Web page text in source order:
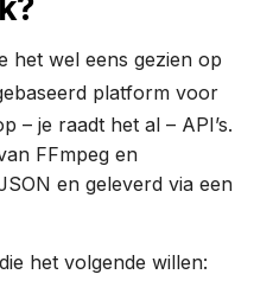
het wel eens gezien op
platform voor
– je raadt het al – API’s.
FFmpeg en
en geleverd via een
het volgende willen: